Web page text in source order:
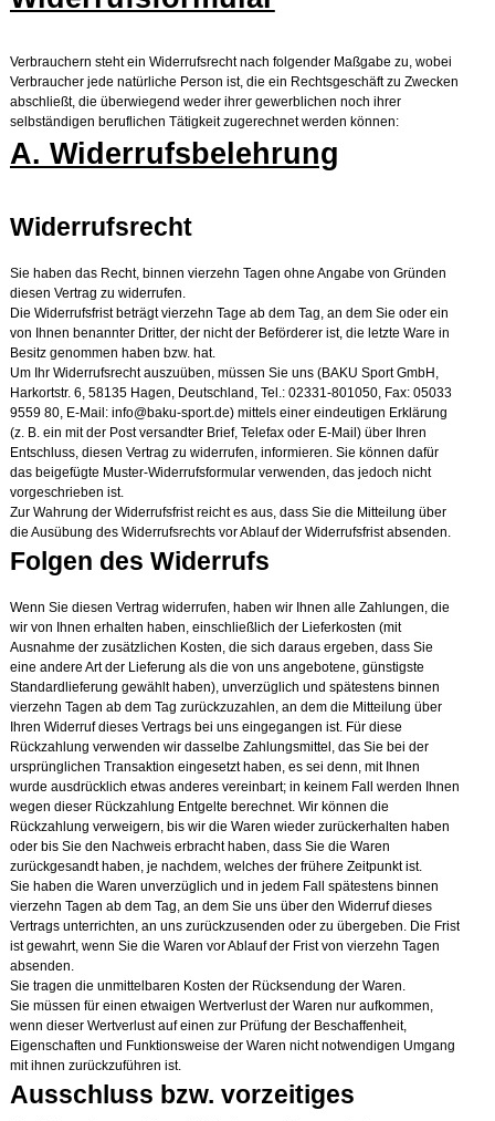
Verbrauchern steht ein Widerrufsrecht nach folgender Maßgabe zu, wobei
Verbraucher jede natürliche Person ist, die ein Rechtsgeschäft zu Zwecken
abschließt, die überwiegend weder ihrer gewerblichen noch ihrer
selbständigen beruflichen Tätigkeit zugerechnet werden können:
A. Widerrufsbelehrung
Widerrufsrecht
Sie haben das Recht, binnen vierzehn Tagen ohne Angabe von Gründen
diesen Vertrag zu widerrufen.
Die Widerrufsfrist beträgt vierzehn Tage ab dem Tag, an dem Sie oder ein
von Ihnen benannter Dritter, der nicht der Beförderer ist, die letzte Ware in
Besitz genommen haben bzw. hat.
Um Ihr Widerrufsrecht auszuüben, müssen Sie uns (BAKU Sport GmbH,
Harkortstr. 6, 58135 Hagen, Deutschland, Tel.: 02331-801050, Fax: 05033
9559 80, E-Mail: info@baku-sport.de) mittels einer eindeutigen Erklärung
(z. B. ein mit der Post versandter Brief, Telefax oder E-Mail) über Ihren
Entschluss, diesen Vertrag zu widerrufen, informieren. Sie können dafür
das beigefügte Muster-Widerrufsformular verwenden, das jedoch nicht
vorgeschrieben ist.
Zur Wahrung der Widerrufsfrist reicht es aus, dass Sie die Mitteilung über
die Ausübung des Widerrufsrechts vor Ablauf der Widerrufsfrist absenden.
Folgen des Widerrufs
Wenn Sie diesen Vertrag widerrufen, haben wir Ihnen alle Zahlungen, die
wir von Ihnen erhalten haben, einschließlich der Lieferkosten (mit
Ausnahme der zusätzlichen Kosten, die sich daraus ergeben, dass Sie
eine andere Art der Lieferung als die von uns angebotene, günstigste
Standardlieferung gewählt haben), unverzüglich und spätestens binnen
vierzehn Tagen ab dem Tag zurückzuzahlen, an dem die Mitteilung über
Ihren Widerruf dieses Vertrags bei uns eingegangen ist. Für diese
Rückzahlung verwenden wir dasselbe Zahlungsmittel, das Sie bei der
ursprünglichen Transaktion eingesetzt haben, es sei denn, mit Ihnen
wurde ausdrücklich etwas anderes vereinbart; in keinem Fall werden Ihnen
wegen dieser Rückzahlung Entgelte berechnet. Wir können die
Rückzahlung verweigern, bis wir die Waren wieder zurückerhalten haben
oder bis Sie den Nachweis erbracht haben, dass Sie die Waren
zurückgesandt haben, je nachdem, welches der frühere Zeitpunkt ist.
Sie haben die Waren unverzüglich und in jedem Fall spätestens binnen
vierzehn Tagen ab dem Tag, an dem Sie uns über den Widerruf dieses
Vertrags unterrichten, an uns zurückzusenden oder zu übergeben. Die Frist
ist gewahrt, wenn Sie die Waren vor Ablauf der Frist von vierzehn Tagen
absenden.
Sie tragen die unmittelbaren Kosten der Rücksendung der Waren.
Sie müssen für einen etwaigen Wertverlust der Waren nur aufkommen,
wenn dieser Wertverlust auf einen zur Prüfung der Beschaffenheit,
Eigenschaften und Funktionsweise der Waren nicht notwendigen Umgang
mit ihnen zurückzuführen ist.
Ausschluss bzw. vorzeitiges